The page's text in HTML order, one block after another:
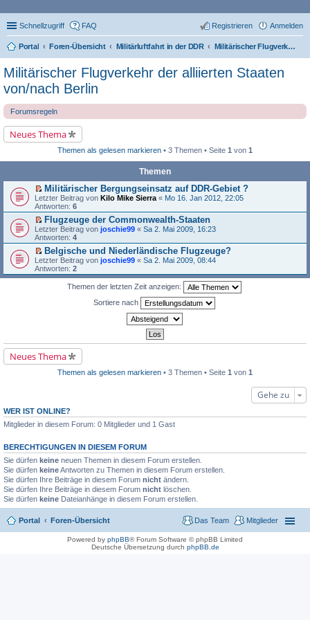
Schnellzugriff FAQ Anmelden
Registrieren
Portal Foren-Übersicht Militärluftfahrt in der DDR Militärischer Flugverkehr der alliierten Staaten von/nach Berlin
Militärischer Flugverkehr der alliierten Staaten
von/nach Berlin
Forumsregeln
Neues Thema
Themen als gelesen markieren • 3 Themen • Seite 1 von 1
Themen
E
r
s
e
r
u
n
g
e
l
e
i
t
Militärischer Bergungseinsatz auf DDR-Gebiet ?
Letzter Beitrag von Kilo Mike Sierra « Mo 16. Jan 2012, 22:05
Antworten: 6
E
r
s
e
r
u
n
e
r
a
g
Flugzeuge der Commonwealth-Staaten
Letzter Beitrag von joschie99 « Sa 2. Mai 2009, 16:23
Antworten: 4
E
r
s
e
s
e
e
i
t
g
Belgische und Niederländische Flugzeuge?
Letzter Beitrag von joschie99 « Sa 2. Mai 2009, 08:44
Antworten: 2
Themen der letzten Zeit anzeigen:
Sortiere nach
Neues Thema
Themen als gelesen markieren • 3 Themen • Seite 1 von 1
Gehe zu
WER IST ONLINE?
Mitglieder in diesem Forum: 0 Mitglieder und 1 Gast
BERECHTIGUNGEN IN DIESEM FORUM
Sie dürfen keine neuen Themen in diesem Forum erstellen.
Sie dürfen keineAntworten zu Themen in diesem Forum erstellen.
Sie dürfen Ihre Beiträge in diesem Forum nicht ändern.
Sie dürfen Ihre Beiträge in diesem Forum nicht löschen.
Sie dürfen keine Dateianhänge in diesem Forum erstellen.
Portal Foren-Übersicht Mitglieder
Das Team
Powered by phpBB® Forum Software © phpBB Limited
Deutsche Übersetzung durch phpBB.de